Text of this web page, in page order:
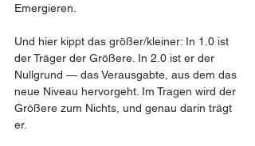
Emergieren.
Und hier kippt das größer/kleiner: In 1.0 ist
der Träger der Größere. In 2.0 ist er der
Nullgrund — das Verausgabte, aus dem das
neue Niveau hervorgeht. Im Tragen wird der
Größere zum Nichts, und genau darin trägt
er.